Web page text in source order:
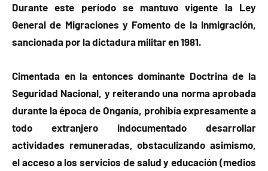
Durante este período se mantuvo vigente la Ley
General de Migraciones y Fomento de la Inmigración,
sancionada por la dictadura militar en 1981.
Cimentada en la entonces dominante Doctrina de la
Seguridad Nacional, y reiterando una norma aprobada
durante la época de Onganía, prohibía expresamente a
todo extranjero indocumentado desarrollar
actividades remuneradas, obstaculizando asimismo,
el acceso a los servicios de salud y educación (medios